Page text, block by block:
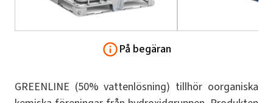
På begäran
GREENLINE (50% vattenlösning) tillhör oorganiska